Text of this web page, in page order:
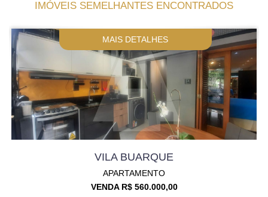
IMÓVEIS SEMELHANTES ENCONTRADOS
MAIS DETALHES
VILA BUARQUE
APARTAMENTO
VENDA R$ 560.000,00